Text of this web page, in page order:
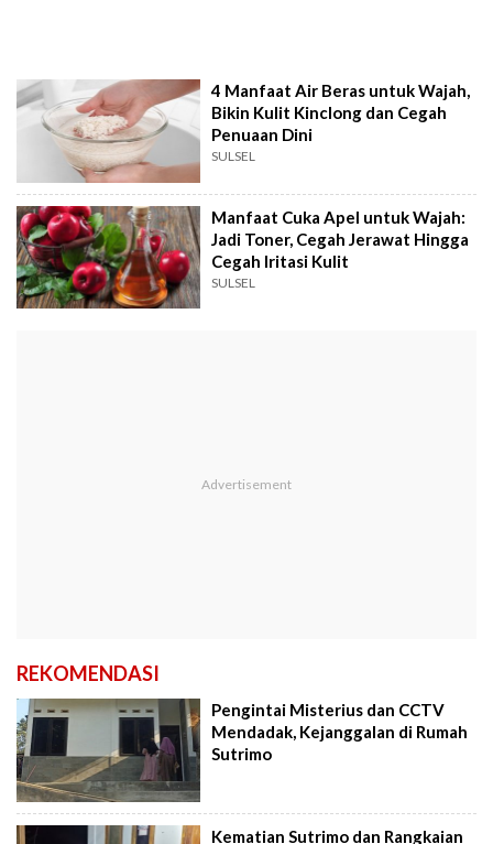
4 Manfaat Air Beras untuk Wajah,
Bikin Kulit Kinclong dan Cegah
Penuaan Dini
SULSEL
Manfaat Cuka Apel untuk Wajah:
Jadi Toner, Cegah Jerawat Hingga
Cegah Iritasi Kulit
SULSEL
REKOMENDASI
Pengintai Misterius dan CCTV
Mendadak, Kejanggalan di Rumah
Sutrimo
Kematian Sutrimo dan Rangkaian